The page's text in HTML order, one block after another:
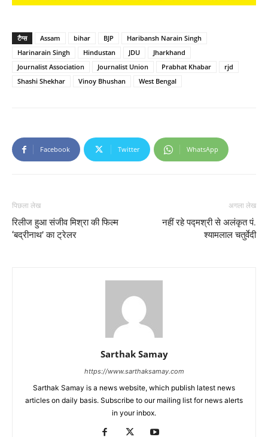
टैग्स Assam bihar BJP
Haribansh Narain Singh
Harinarain Singh
Hindustan JDU
Jharkhand
Journalist Association
Journalist Union Prabhat Khabar
rjd
Shashi Shekhar
Vinoy Bhushan West Bengal
Facebook Twitter WhatsApp
पिछला लेख
रिलीज हुआ संजीव मिश्रा की फिल्‍म
‘बद्रीनाथ’ का ट्रेलर
अगला लेख
नहीं रहे पद्मश्री से अलंकृत पं.
श्यामलाल चतुर्वेदी
Sarthak Samay
https://www.sarthaksamay.com
Sarthak Samay is a news website, which publish latest news
articles on daily basis. Subscribe to our mailing list for news alerts
in your inbox.